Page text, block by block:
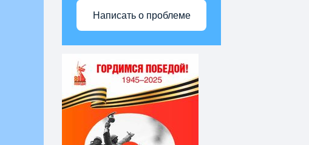
Написать о проблеме